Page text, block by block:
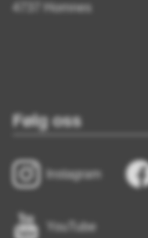
4737 Hornnes
Følg oss
Instagram
YouTube